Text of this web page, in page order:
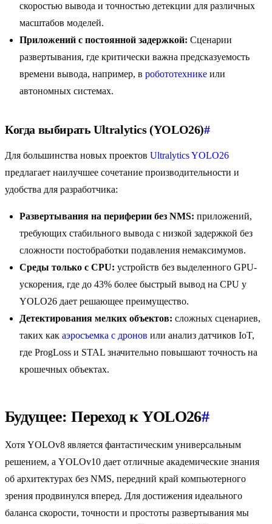
скоростью вывода и точностью детекции для различных
масштабов моделей.
Приложений с постоянной задержкой: Сценарии
развертывания, где критически важна предсказуемость
времени вывода, например, в робототехнике или
автономных системах.
Когда выбирать Ultralytics (YOLO26)#
Для большинства новых проектов Ultralytics YOLO26
предлагает наилучшее сочетание производительности и
удобства для разработчика:
Развертывания на периферии без NMS: приложений,
требующих стабильного вывода с низкой задержкой без
сложности постобработки подавления немаксимумов.
Среды только с CPU: устройств без выделенного GPU-
ускорения, где до 43% более быстрый вывод на CPU у
YOLO26 дает решающее преимущество.
Детектирования мелких объектов: сложных сценариев,
таких как аэросъемка с дронов или анализ датчиков IoT,
где ProgLoss и STAL значительно повышают точность на
крошечных объектах.
Будущее: Переход к YOLO26#
Хотя YOLOv8 является фантастическим универсальным
решением, а YOLOv10 дает отличные академические знания
об архитектурах без NMS, передний край компьютерного
зрения продвинулся вперед. Для достижения идеального
баланса скорости, точности и простоты развертывания мы